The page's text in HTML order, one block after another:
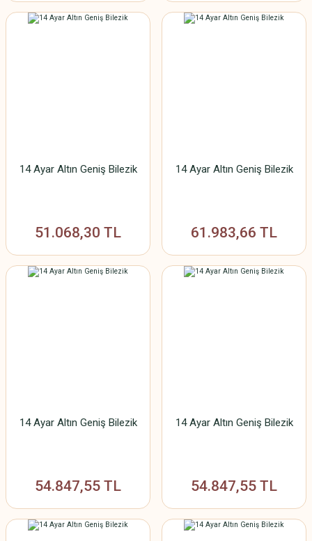
14 Ayar Altın Geniş Bilezik
51.068,30 TL
14 Ayar Altın Geniş Bilezik
61.983,66 TL
14 Ayar Altın Geniş Bilezik
54.847,55 TL
14 Ayar Altın Geniş Bilezik
54.847,55 TL